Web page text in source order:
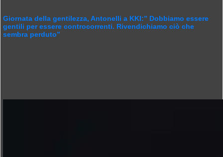
Giornata della gentilezza, Antonelli a KKI:” Dobbiamo essere
gentili per essere controcorrenti. Rivendichiamo ciò che
sembra perduto”